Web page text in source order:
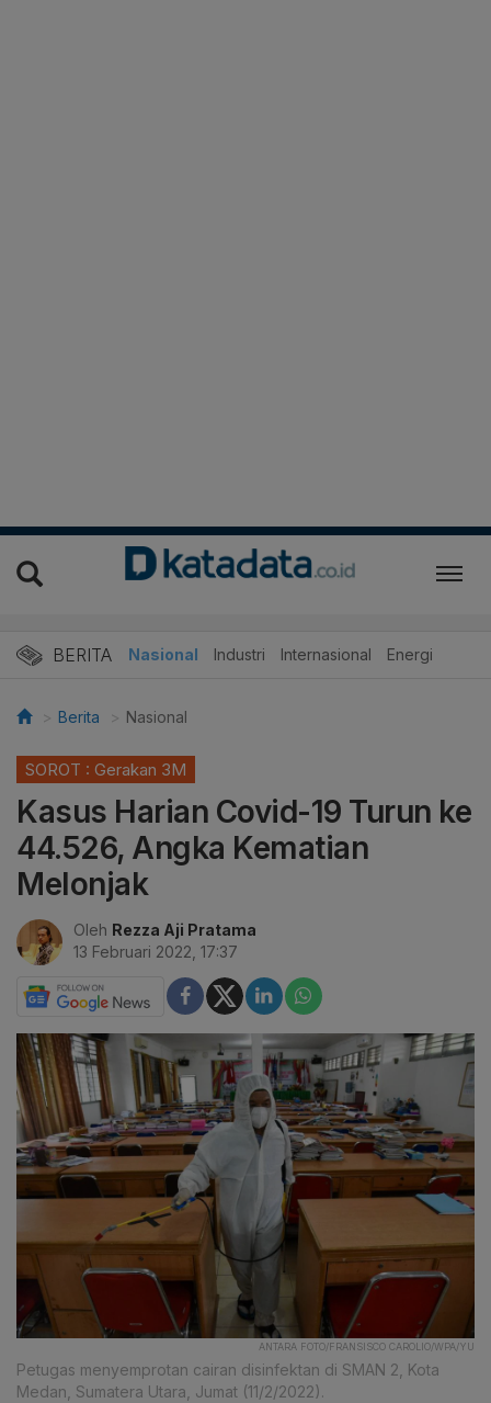
BERITA Nasional Industri Internasional Energi
Berita Nasional
SOROT : Gerakan 3M
Kasus Harian Covid-19 Turun ke
44.526, Angka Kematian
Melonjak
Oleh Rezza Aji Pratama
13 Februari 2022, 17:37
ANTARA FOTO/FRANSISCO CAROLIO/WPA/YU
Petugas menyemprotan cairan disinfektan di SMAN 2, Kota
Medan, Sumatera Utara, Jumat (11/2/2022).